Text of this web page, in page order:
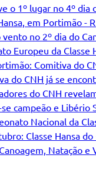
o 1º lugar no 4º dia
em Portimão -
no 2º dia do
Europeu da
Comitiva do
do CNH já se
do CNH
campeão e Libério
Nacional da
Classe Hansa
Natação e